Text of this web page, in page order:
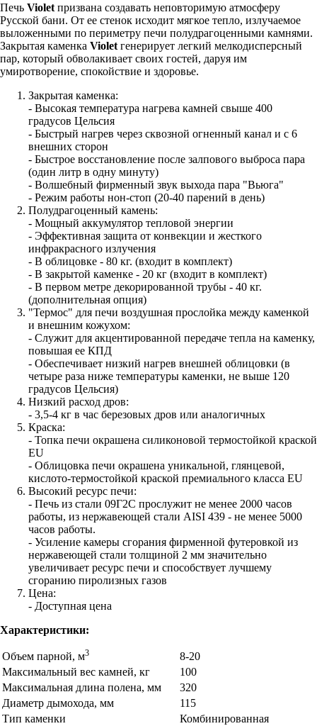
Печь Violet призвана создавать неповторимую атмосферу
Русской бани. От ее стенок исходит мягкое тепло, излучаемое
выложенными по периметру печи полудрагоценными камнями.
Закрытая каменка Violet генерирует легкий мелкодисперсный
пар, который обволакивает своих гостей, даруя им
умиротворение, спокойствие и здоровье.
Закрытая каменка:
- Высокая температура нагрева камней свыше 400
градусов Цельсия
- Быстрый нагрев через сквозной огненный канал и с 6
внешних сторон
- Быстрое восстановление после залпового выброса пара
(один литр в одну минуту)
- Волшебный фирменный звук выхода пара "Вьюга"
- Режим работы нон-стоп (20-40 парений в день)
Полудрагоценный камень:
- Мощный аккумулятор тепловой энергии
- Эффективная защита от конвекции и жесткого
инфракрасного излучения
- В облицовке - 80 кг. (входит в комплект)
- В закрытой каменке - 20 кг (входит в комплект)
- В первом метре декорированной трубы - 40 кг.
(дополнительная опция)
"Термос" для печи воздушная прослойка между каменкой
и внешним кожухом:
- Служит для акцентированной передаче тепла на каменку,
повышая ее КПД
- Обеспечивает низкий нагрев внешней облицовки (в
четыре раза ниже температуры каменки, не выше 120
градусов Цельсия)
Низкий расход дров:
- 3,5-4 кг в час березовых дров или аналогичных
Краска:
- Топка печи окрашена силиконовой термостойкой краской
EU
- Облицовка печи окрашена уникальной, глянцевой,
кислото-термостойкой краской премиального класса EU
Высокий ресурс печи:
- Печь из стали 09Г2С прослужит не менее 2000 часов
работы, из нержавеющей стали AISI 439 - не менее 5000
часов работы.
- Усиление камеры сгорания фирменной футеровкой из
нержавеющей стали толщиной 2 мм значительно
увеличивает ресурс печи и способствует лучшему
сгоранию пиролизных газов
Цена:
- Доступная цена
Характеристики:
Объем парной, м3
8-20
Максимальный вес камней, кг
100
Максимальная длина полена, мм
320
Диаметр дымохода, мм
115
Тип каменки
Комбинированная